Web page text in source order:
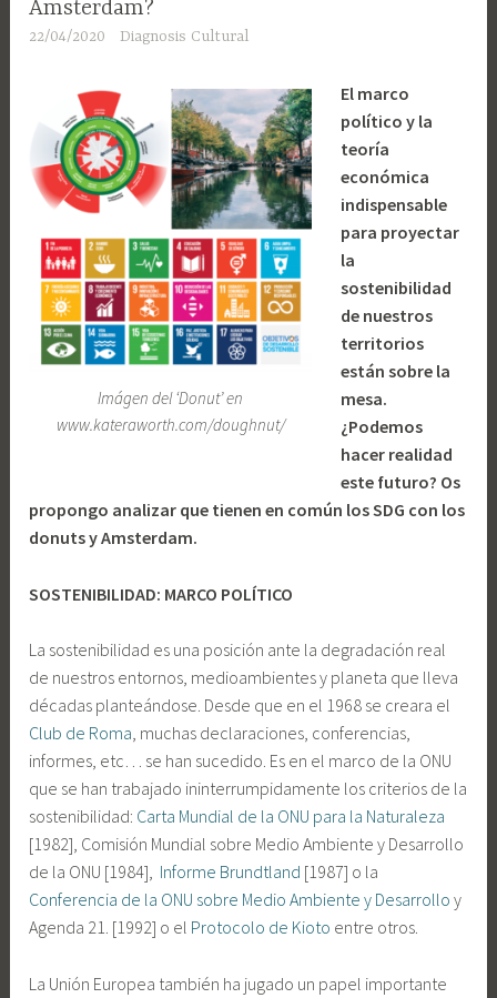
Amsterdam?
22/04/2020 Diagnosis Cultural
Imágen del ‘Donut’ en
www.kateraworth.com/doughnut/
El marco
político y la
teoría
económica
indispensable
para proyectar
la
sostenibilidad
de nuestros
territorios
están sobre la
mesa.
¿Podemos
hacer realidad
este futuro? Os
propongo analizar que tienen en común los SDG con los
donuts y Amsterdam.
SOSTENIBILIDAD: MARCO POLÍTICO
La sostenibilidad es una posición ante la degradación real
de nuestros entornos, medioambientes y planeta que lleva
décadas planteándose. Desde que en el 1968 se creara el
Club de Roma, muchas declaraciones, conferencias,
informes, etc… se han sucedido. Es en el marco de la ONU
que se han trabajado ininterrumpidamente los criterios de la
sostenibilidad: Carta Mundial de la ONU para la Naturaleza
[1982], Comisión Mundial sobre Medio Ambiente y Desarrollo
de la ONU [1984], Informe Brundtland [1987] o la
Conferencia de la ONU sobre Medio Ambiente y Desarrollo y
Agenda 21. [1992] o el Protocolo de Kioto entre otros.
La Unión Europea también ha jugado un papel importante